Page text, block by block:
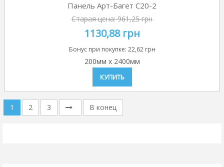
Панель Арт-Багет C20-2
Старая цена:961,25 грн
1130,88 грн
Бонус при покупке: 22,62 грн
200мм x 2400мм
КУПИТЬ
1 2 3 В конец